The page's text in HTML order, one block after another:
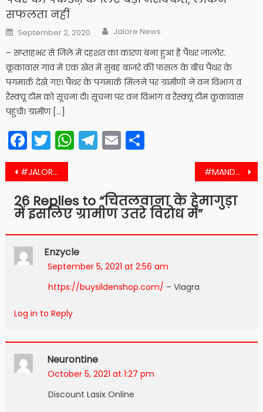
सफलता नहीं
Posted
on
September 2, 2020 Author
Jalore News
– सप्ताहभर से जिले में दहशत का कारण बना हुआ है पैंथर जालोर.
कूकावास गांव में एक खेत में सुबह बाजरे की फसल के बीच पैंथर के
पगमार्क देखे गए। पैंथर के पगमार्क मिलने पर ग्रामीणों ने वन विभाग व
रैस्क्यू टीम को सूचना दी। सूचना पर वन विभाग व रैस्क्यू टीम कूकावास
पहुंची। ग्रामीण […]
Facebook
Twitter
WhatsApp
Telegram
Email
Post
navigation
#JALORE जालोर के बैरठ गांव में कोरोना पॉजिटिव मिला और फिर…. #MANDWLA मांडवला में चातुर्मास को पहुंचे ये आचार्य भगवंत
26 Replies to “चितलवाना के हेमागुड़ा
में इसलिए ग्रामीण उतरे विरोध में”
Enzycle
September 5, 2021 at 2:56 am
https://buysildenshop.com/ – Viagra
Log in to Reply
Neurontine
October 5, 2021 at 1:27 pm
Discount Lasix Online